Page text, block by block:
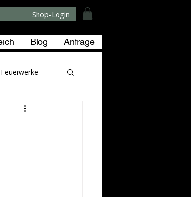
Shop-Login
Blog Anfrage
Feuerwerke